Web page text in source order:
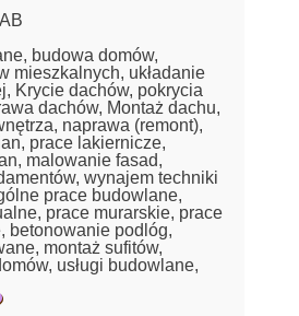
budowa domów,
mieszkalnych, układanie
Krycie dachów, pokrycia
dachów, Montaż dachu,
naprawa (remont),
prace lakiernicze,
malowanie fasad,
wynajem techniki
prace budowlane,
prace murarskie, prace
betonowanie podlóg,
montaż sufitów,
usługi budowlane,